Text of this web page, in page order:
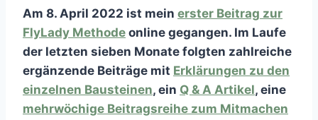
Am 8. April 2022 ist mein erster Beitrag zur
FlyLady Methode online gegangen. Im Laufe
der letzten sieben Monate folgten zahlreiche
ergänzende Beiträge mit Erklärungen zu den
einzelnen Bausteinen, ein Q & A Artikel, eine
mehrwöchige Beitragsreihe zum Mitmachen